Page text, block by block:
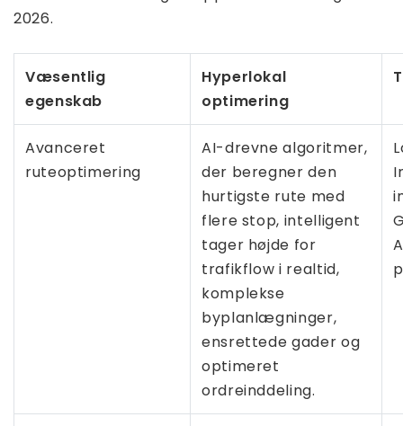
2026.
Væsentlig
egenskab
Hyperlokal
optimering
Avanceret
ruteoptimering
AI-drevne algoritmer,
der beregner den
hurtigste rute med
flere stop, intelligent
tager højde for
trafikflow i realtid,
komplekse
byplanlægninger,
ensrettede gader og
optimeret
ordreinddeling.